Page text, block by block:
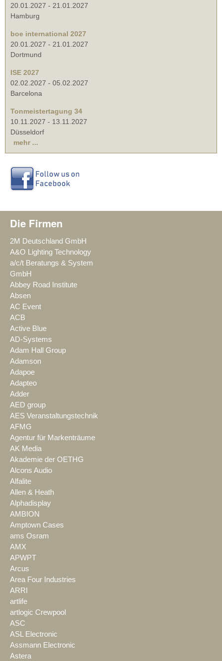
20.01.2027 - 21.01.2027
Hamburg
boe international 2027
20.01.2027 - 21.01.2027
Dortmund
ISE 2027
02.02.2027 - 05.02.2027
Barcelona
Tonmeistertagung 34
10.11.2027 - 13.11.2027
Düsseldorf
mehr ...
Die Firmen
2M Deutschland GmbH
A&O Lighting Technology
a/c/t Beratungs & System
GmbH
Abbey Road Institute
Absen
AC Event
ACB
Active Blue
AD-Systems
Adam Hall Group
Adamson
Adapoe
Adapteo
Adder
AED group
AES Veranstaltungstechnik
AFMG
Agentur für Markenträume
AK Media
Akademie der OETHG
Alcons Audio
Alfalite
Allen & Heath
Alphadisplay
AMBION
Amptown Cases
ams Osram
AMX
APWPT
Arcus
Area Four Industries
ARRI
artlife
artlogic Crewpool
ASC
ASL Electronic
Assmann Electronic
Astera